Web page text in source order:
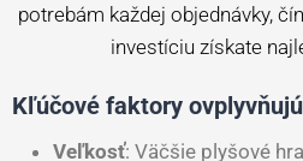
potrebám každej objednávky,
investíciu získate
Kľúčové faktory
Veľkosť: Väčšie plyšové